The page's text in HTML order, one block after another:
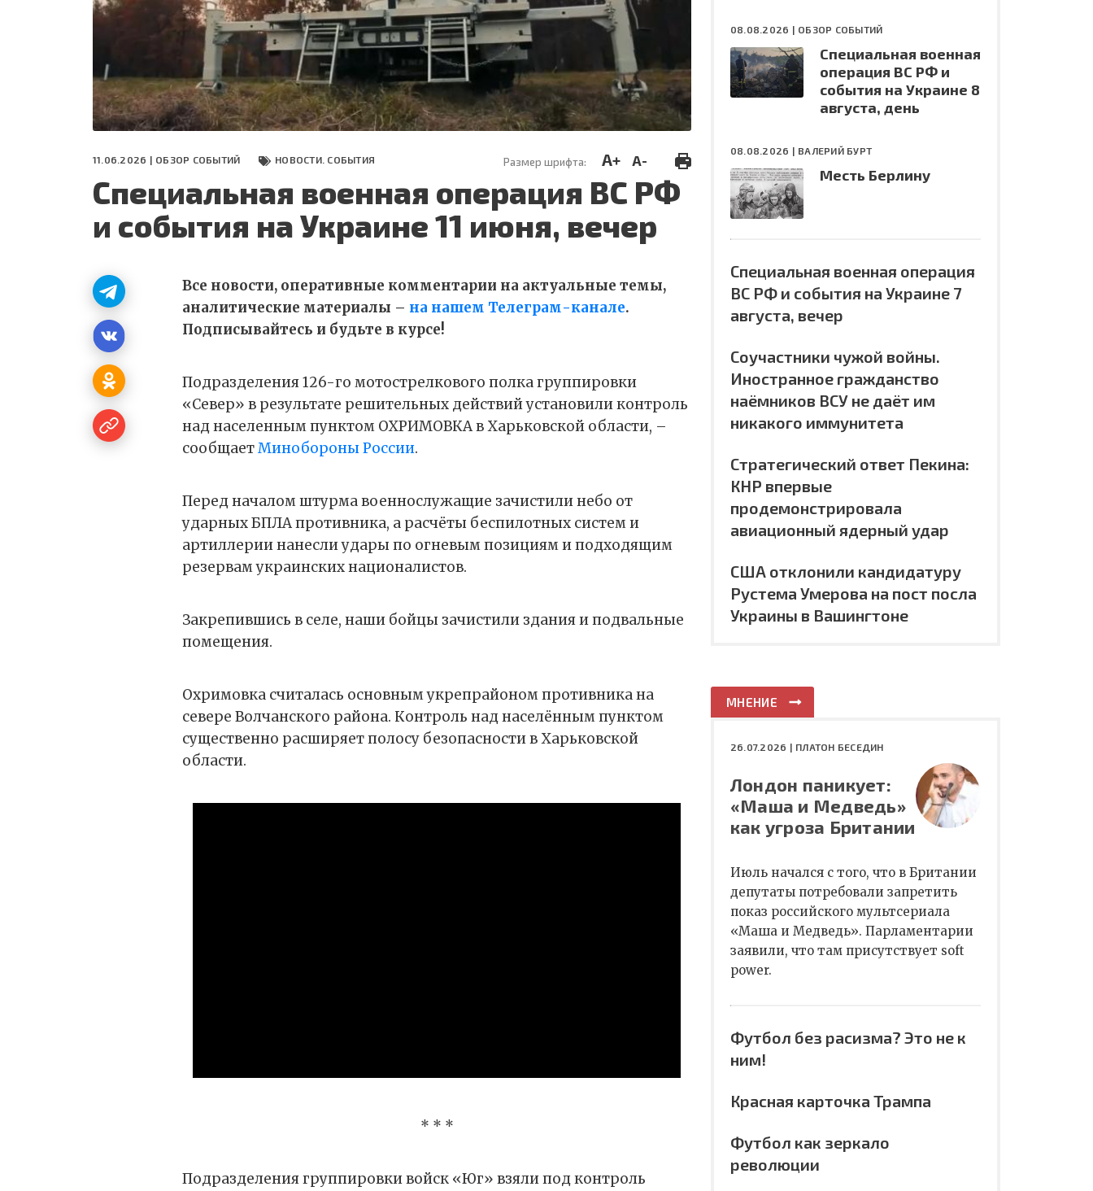
СЕГОДНЯ
ПОЛЯ БИТВЫ 2024
11.06.2026 | ОБЗОР СОБЫТИЙ НОВОСТИ. СОБЫТИЯ Размер шрифта: A+ A-
Специальная военная операция ВС РФ
и события на Украине 11 июня, вечер
Все новости, оперативные комментарии на актуальные темы,
аналитические материалы – на нашем Телеграм-канале.
Подписывайтесь и будьте в курсе!
Подразделения 126-го мотострелкового полка группировки
«Север» в результате решительных действий установили контроль
над населенным пунктом ОХРИМОВКА в Харьковской области, –
сообщаетМинобороны России.
Перед началом штурма военнослужащие зачистили небо от
ударных БПЛА противника, а расчёты беспилотных систем и
артиллерии нанесли удары по огневым позициям и подходящим
резервам украинских националистов.
Закрепившись в селе, наши бойцы зачистили здания и подвальные
помещения.
Охримовка считалась основным укрепрайоном противника на
севере Волчанского района. Контроль над населённым пунктом
существенно расширяет полосу безопасности в Харьковской
области.
* * *
Подразделения группировки войск «Юг» взяли под контроль
08.08.2026 | ОБЗОР СОБЫТИЙ
Специальная военная
операция ВС РФ и
события на Украине 8
августа, день
08.08.2026 | ВАЛЕРИЙ БУРТ
Месть Берлину
Специальная военная операция
ВС РФ и события на Украине 7
августа, вечер
Соучастники чужой войны.
Иностранное гражданство
наёмников ВСУ не даёт им
никакого иммунитета
Стратегический ответ Пекина:
КНР впервые
продемонстрировала
авиационный ядерный удар
США отклонили кандидатуру
Рустема Умерова на пост посла
Украины в Вашингтоне
МНЕНИЕ
26.07.2026 | ПЛАТОН БЕСЕДИН
Лондон паникует:
«Маша и Медведь»
как угроза Британии
Июль начался с того, что в Британии
депутаты потребовали запретить
показ российского мультсериала
«Маша и Медведь». Парламентарии
заявили, что там присутствует soft
power.
Футбол без расизма? Это не к
ним!
Красная карточка Трампа
Футбол как зеркало
революции